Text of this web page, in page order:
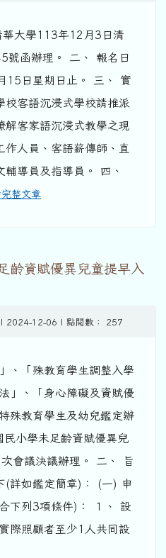
大學113年12月3日清
號函辦理。 二、 報名日
15日星期日止。 三、 實
校客語沉浸式學校請推派
解客家語沉浸式教學之現
人員、客語薪傳師、直
導員及指導員。 四、
整文章
齡資賦優異兒童提早入
| 2024-12-06 | 點閱數： 257
、「殊教育學生調整入學
」、「身心障礙及資賦優
殊教育學生及幼兒鑑定辦
小學未足齡資賦優異兒
會議決議辦理。 二、 旨
(詳如鑑定簡章)： (一) 申
下列3項條件)： １、 設
際照顧者至少1人共同設